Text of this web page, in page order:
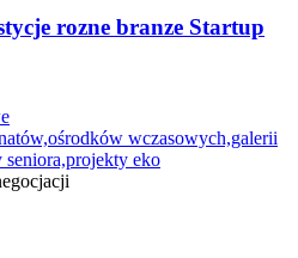
rozne branze Startup
wczasowych,galerii
eko